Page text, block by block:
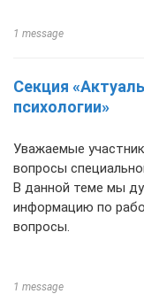
1 message
Секция
психологии»
Уважаемые
вопросы
В данной теме мы
информацию по
вопросы.
1 message